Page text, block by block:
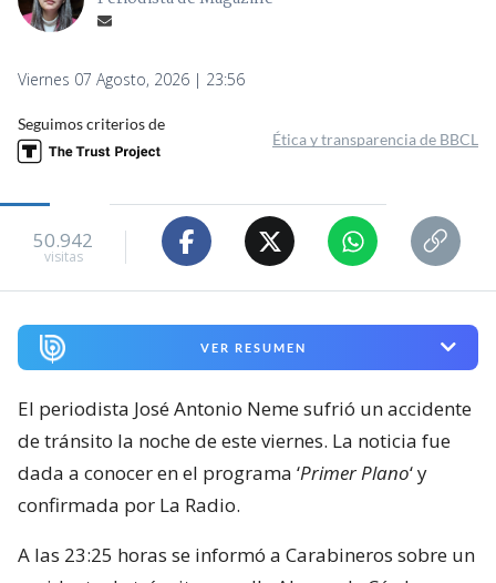
Periodista José Antonio Neme
con motociclista
Valentina Espinoza Poblete
Periodista de Magazine
Viernes 07 Agosto, 2026 | 23:56
50.942
visitas
VER RESUMEN
El periodista José Antonio Neme sufrió un accidente